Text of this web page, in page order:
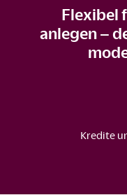
Flexibel
anlegen –
Kredite